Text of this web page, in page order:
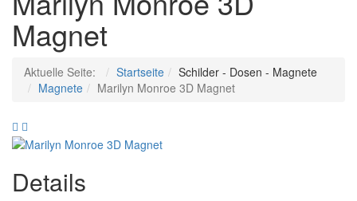
Magnet
Aktuelle Seite: Startseite
Schilder - Dosen - Magnete
Magnete
Marilyn Monroe 3D Magnet
Elvis
Presley
Legend
Magnet
Eastwood
Magnet
10,5x5
Details